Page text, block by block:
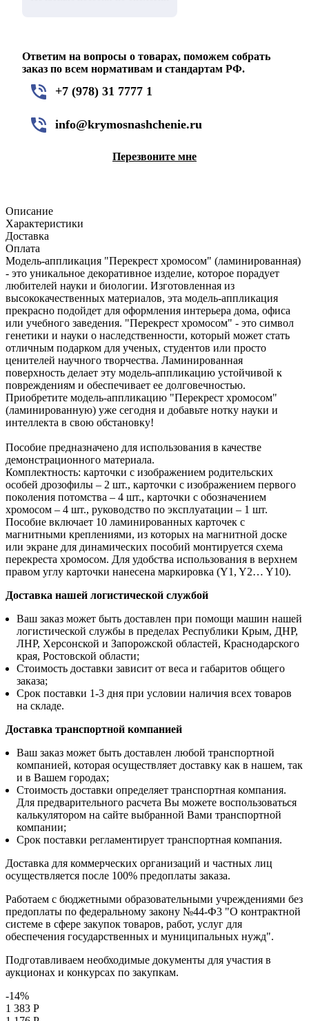
Ответим на вопросы о товарах, поможем собрать
заказ по всем нормативам и стандартам РФ.
+7 (978) 31 7777 1
info@krymosnashchenie.ru
Перезвоните мне
Описание
Характеристики
Доставка
Оплата
Модель-аппликация "Перекрест хромосом" (ламинированная)
- это уникальное декоративное изделие, которое порадует
любителей науки и биологии. Изготовленная из
высококачественных материалов, эта модель-аппликация
прекрасно подойдет для оформления интерьера дома, офиса
или учебного заведения. "Перекрест хромосом" - это символ
генетики и науки о наследственности, который может стать
отличным подарком для ученых, студентов или просто
ценителей научного творчества. Ламинированная
поверхность делает эту модель-аппликацию устойчивой к
повреждениям и обеспечивает ее долговечностью.
Приобретите модель-аппликацию "Перекрест хромосом"
(ламинированную) уже сегодня и добавьте нотку науки и
интеллекта в свою обстановку!
Пособие предназначено для использования в качестве
демонстрационного материала.
Комплектность: карточки с изображением родительских
особей дрозофилы – 2 шт., карточки с изображением первого
поколения потомства – 4 шт., карточки с обозначением
хромосом – 4 шт., руководство по эксплуатации – 1 шт.
Пособие включает 10 ламинированных карточек с
магнитными креплениями, из которых на магнитной доске
или экране для динамических пособий монтируется схема
перекреста хромосом. Для удобства использования в верхнем
правом углу карточки нанесена маркировка (Y1, Y2… Y10).
Доставка нашей логистической службой
Ваш заказ может быть доставлен при помощи машин нашей
логистической службы в пределах Республики Крым, ДНР,
ЛНР, Херсонской и Запорожской областей, Краснодарского
края, Ростовской области;
Стоимость доставки зависит от веса и габаритов общего
заказа;
Срок поставки 1-3 дня при условии наличия всех товаров
на складе.
Доставка транспортной компанией
Ваш заказ может быть доставлен любой транспортной
компанией, которая осуществляет доставку как в нашем, так
и в Вашем городах;
Стоимость доставки определяет транспортная компания.
Для предварительного расчета Вы можете воспользоваться
калькулятором на сайте выбранной Вами транспортной
компании;
Срок поставки регламентирует транспортная компания.
Доставка для коммерческих организаций и частных лиц
осуществляется после 100% предоплаты заказа.
Работаем с бюджетными образовательными учреждениями без
предоплаты по федеральному закону №44-Ф3 "О контрактной
системе в сфере закупок товаров, работ, услуг для
обеспечения государственных и муниципальных нужд".
Подготавливаем необходимые документы для участия в
аукционах и конкурсах по закупкам.
-14%
1 383 Р